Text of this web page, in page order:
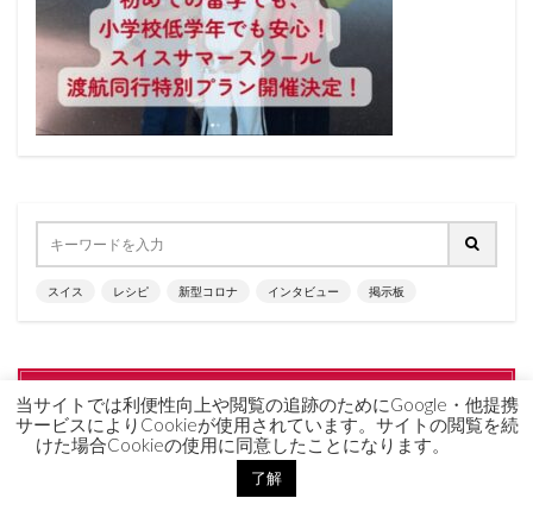
スイス レシピ 新型コロナ インタビュー 掲示板
おすすめ記事はこちら
記事 No.2
当サイトでは利便性向上や閲覧の追跡のためにGoogle・他提携
サービスによりCookieが使用されています。サイトの閲覧を続
けた場合Cookieの使用に同意したことになります。
了解